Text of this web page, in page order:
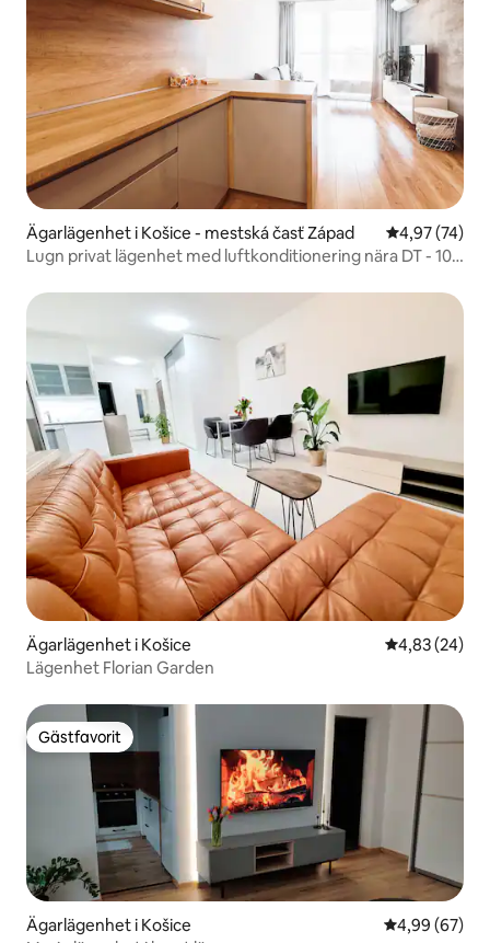
Ägarlägenhet i Košice - mestská časť Západ 4,97 av 5 i
4,97 (74)
Lugn privat lägenhet med luftkonditionering nära DT - 10
Ägarlägenhet i Košice 4,83 av 5 i
4,83 (24)
Lägenhet Florian Garden
Gästfavorit
Gästfavorit
Ägarlägenhet i Košice 4,99 av 5 i
4,99 (67)